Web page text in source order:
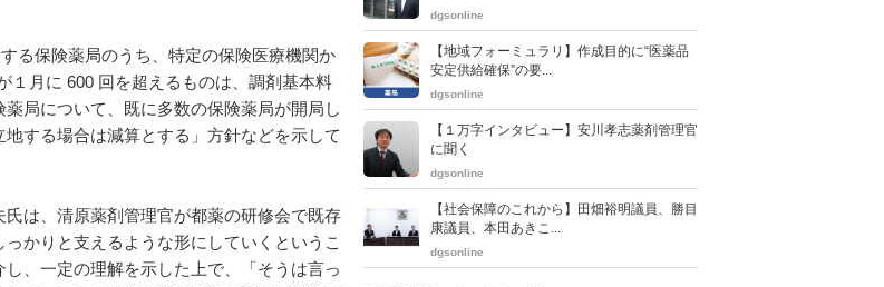
る保険薬局のうち、特定の保険医療機関か
１月に 600 回を超えるものは、調剤基本料
局について、既に多数の保険薬局が開局し
する場合は減算とする」方針などを示して
は、清原薬剤管理官が都薬の研修会で既存
かりと支えるような形にしていくというこ
、一定の理解を示した上で、「そうは言っ
dgsonline
【地域フォーミュラリ】作成目的に“医薬品
安定供給確保”の要...
dgsonline
【１万字インタビュー】安川孝志薬剤管理官
に聞く
dgsonline
【社会保障のこれから】田畑裕明議員、勝目
康議員、本田あきこ...
dgsonline